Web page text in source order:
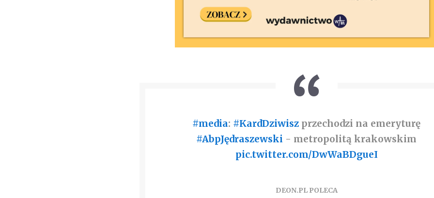
#media: #KardDziwisz przechodzi na emeryturę
#AbpJędraszewski - metropolitą krakowskim
pic.twitter.com/DwWaBDgueI
DEON.PL POLECA